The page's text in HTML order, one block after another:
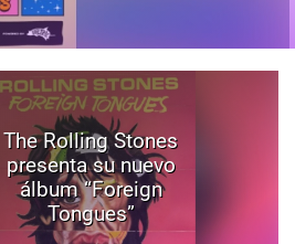
The Rolling Stones
presenta su nuevo
álbum “Foreign
Tongues”